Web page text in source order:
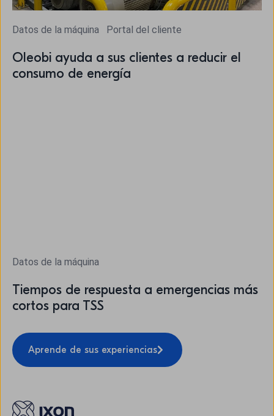
Datos de la máquina Portal del cliente
Oleobi ayuda a sus clientes a reducir el
consumo de energía
Datos de la máquina
Tiempos de respuesta a emergencias más
cortos para TSS
Aprende de sus experiencias